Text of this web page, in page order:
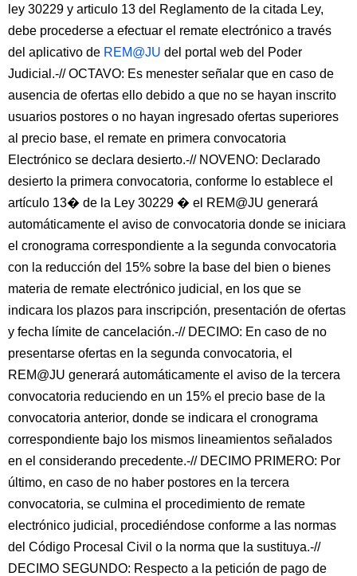
ley 30229 y articulo 13 del Reglamento de la citada Ley,
debe procederse a efectuar el remate electrónico a través
del aplicativo de REM@JU del portal web del Poder
Judicial.-// OCTAVO: Es menester señalar que en caso de
ausencia de ofertas ello debido a que no se hayan inscrito
usuarios postores o no hayan ingresado ofertas superiores
al precio base, el remate en primera convocatoria
Electrónico se declara desierto.-// NOVENO: Declarado
desierto la primera convocatoria, conforme lo establece el
artículo 13� de la Ley 30229 � el REM@JU generará
automáticamente el aviso de convocatoria donde se iniciara
el cronograma correspondiente a la segunda convocatoria
con la reducción del 15% sobre la base del bien o bienes
materia de remate electrónico judicial, en los que se
indicara los plazos para inscripción, presentación de ofertas
y fecha límite de cancelación.-// DECIMO: En caso de no
presentarse ofertas en la segunda convocatoria, el
REM@JU generará automáticamente el aviso de la tercera
convocatoria reduciendo en un 15% el precio base de la
convocatoria anterior, donde se indicara el cronograma
correspondiente bajo los mismos lineamientos señalados
en el considerando precedente.-// DECIMO PRIMERO: Por
último, en caso de no haber postores en la tercera
convocatoria, se culmina el procedimiento de remate
electrónico judicial, procediéndose conforme a las normas
del Código Procesal Civil o la norma que la sustituya.-//
DECIMO SEGUNDO: Respecto a la petición de pago de